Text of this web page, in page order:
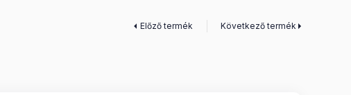
Előző termék Következő termék